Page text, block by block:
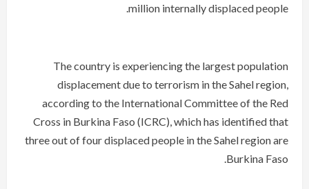
million internally displaced people.
The country is experiencing the largest population
displacement due to terrorism in the Sahel region,
according to the International Committee of the Red
Cross in Burkina Faso (ICRC), which has identified that
three out of four displaced people in the Sahel region are
Burkina Faso.